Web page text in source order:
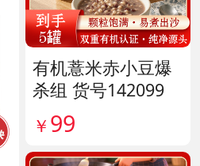
有机薏米赤小豆爆
杀组 货号142099
￥ 99